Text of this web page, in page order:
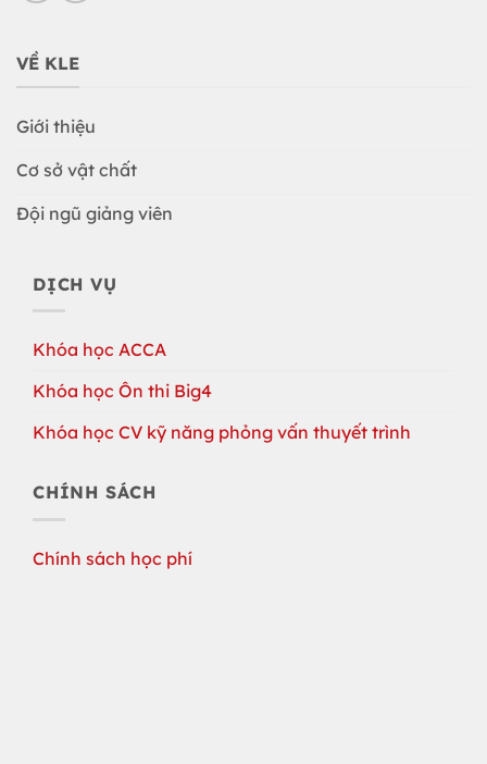
VỀ KLE
Giới thiệu
Cơ sở vật chất
Đội ngũ giảng viên
DỊCH VỤ
Khóa học ACCA
Khóa học Ôn thi Big4
Khóa học CV kỹ năng phỏng vấn thuyết trình
CHÍNH SÁCH
Chính sách học phí